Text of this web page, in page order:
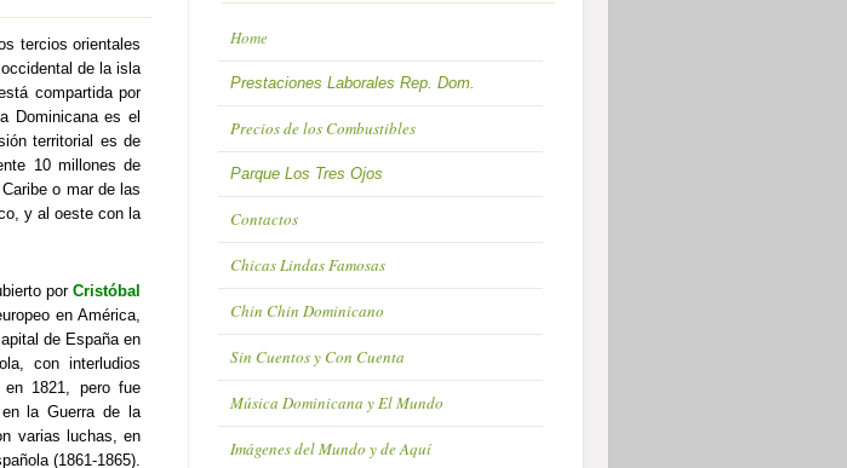
tercios orientales
de la isla
compartida por
Dominicana es el
territorial es de
10 millones de
o mar de las
y al oeste con la
por Cristóbal
en América,
de España en
con interludios
1821, pero fue
la Guerra de la
varias luchas, en
(1861-1865).
Home
Prestaciones Laborales Rep. Dom.
Precios de los Combustibles
Parque Los Tres Ojos
Contactos
Chicas Lindas Famosas
Chin Chin Dominicano
Sin Cuentos y Con Cuenta
Música Dominicana y El Mundo
Imágenes del Mundo y de Aquí